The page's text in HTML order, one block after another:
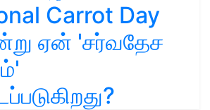
Carrot Day
ஏன் 'சர்வதேச